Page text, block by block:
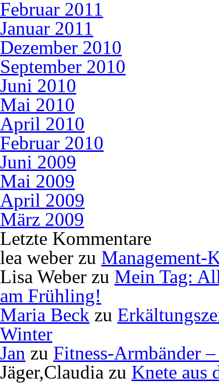
Februar 2011
Januar 2011
Dezember 2010
September 2010
Juni 2010
Mai 2010
April 2010
Februar 2010
Juni 2009
Mai 2009
April 2009
März 2009
Letzte Kommentare
lea weber zu Management-
Lisa Weber zu Mein Tag:
am Frühling!
Maria Beck zu
Winter
Jan zu Fitness-Armbänder
Jäger,Claudia zu Knete aus